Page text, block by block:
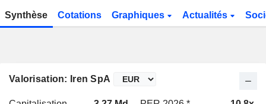
Synthèse Cotations Graphiques Actualités
Valorisation: Iren SpA